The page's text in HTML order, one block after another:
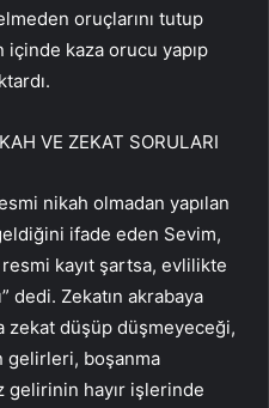
oruçlarını tutup
içinde kaza orucu yapıp
VE ZEKAT SORULARI
nikah olmadan yapılan
ifade eden Sevim,
resmi kayıt şartsa, evlilikte
dedi. Zekatın akrabaya
düşüp düşmeyeceği,
gelirleri, boşanma
gelirinin hayır işlerinde